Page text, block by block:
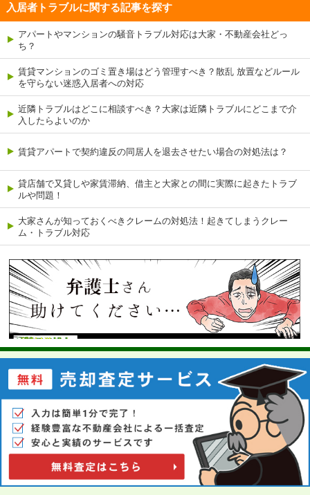
入居者トラブルに関する記事を探す
アパートやマンションの騒音トラブル対応は大家・不動産会社どっ
ち？
賃貸マンションのゴミ置き場はどう管理すべき？散乱 放置などルール
を守らない迷惑入居者への対応
近隣トラブルはどこに相談すべき？大家は近隣トラブルにどこまで介
入したらよいのか
賃貸アパートで契約違反の同居人を退去させたい場合の対処法は？
貸店舗で又貸しや家賃滞納、借主と大家との間に実際に起きたトラブ
ルや問題！
大家さんが知っておくべきクレームの対処法！起きてしまうクレー
ム・トラブル対応